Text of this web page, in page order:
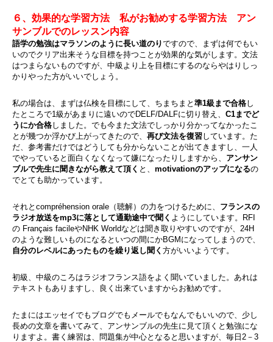
６、効果的な学習方法 私がお勧めする学習方法 アン
サンブルでのレッスン内容
語学の勉強はマラソンのように長い道のりですので、まずは何でもい
いのでクリア出来そうな目標を持つことが効果的な気がします。文法
はつまらないものですが、中級より上を目標にするのならやはりしっ
かりやった方がいいでしょう。
私の場合は、まずは仏検を目標にして、ちまちまと 準1級まで合格し
たところで1級があまりに遠いのでDELF/DALFに切り替え、 C1までど
うにか合格しました。でも今また文法でしっかり分かってなかったこ
とが幾つか浮かび上がってきたので、 再び文法を復習しています。た
だ、参考書だけではどうしても分からないことが出てきますし、一人
でやっていると面白くなくなって嫌になったりしますから、 アンサン
ブルで先生に聞きながら教えて頂く と、 motivationのアップになるの
でとても助かっています。
それとcompréhension orale（聴解）の力をつけるために、 フランスの
ラジオ放送をmp3に落として通勤途中で聞く ようにしています。RFI
の Français facileやNHK Worldなどは聞き取りやすいのですが、24H
のような難しいものになるといつの間にかBGMになってしまうので、
自分のレベルにあったものを繰り返し聞く 方がいいようです。
初級、中級のころはラジオフランス語をよく聞いていました。あれは
テキストもありますし、良く出来ていますからお勧めです。
たまにはエッセイでもブログでもメールでもなんでもいいので、少し
長めの文章を書いてみて、アンサンブルの先生に見て頂くと勉強にな
りますよ。書く練習は、問題集が中心となると思いますが、毎日2－3